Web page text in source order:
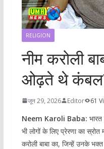
RELIGION
नीम करोली
ओढ़ते थे
जून 29, 2026 Editor 61
Neem Karoli Baba:
भी लोगों के लिए प्रेरणा का स्रोत
करोली बाबा का, जिन्हें उनके